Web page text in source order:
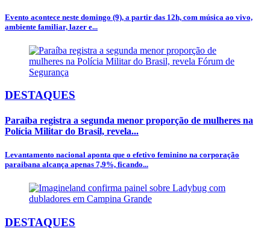
Evento acontece neste domingo (9), a partir das 12h, com música ao vivo,
ambiente familiar, lazer e...
DESTAQUES
Paraíba registra a segunda menor proporção de mulheres na
Polícia Militar do Brasil, revela...
Levantamento nacional aponta que o efetivo feminino na corporação
paraibana alcança apenas 7,9%, ficando...
DESTAQUES